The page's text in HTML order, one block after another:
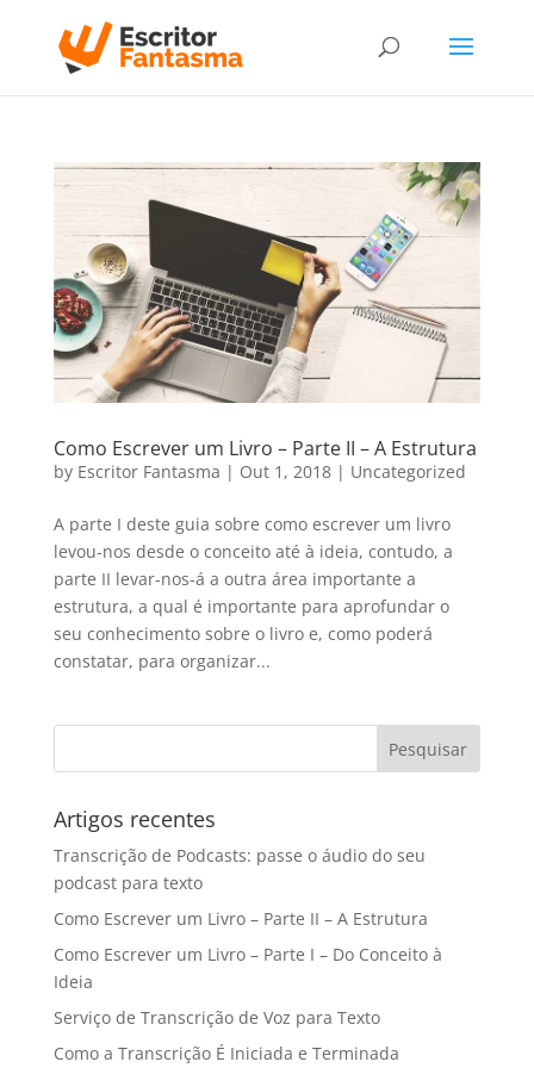
Como Escrever um Livro – Parte II – A Estrutura
by Escritor Fantasma | Out 1, 2018| Uncategorized
A parte I deste guia sobre como escrever um livro
levou-nos desde o conceito até à ideia, contudo, a
parte II levar-nos-á a outra área importante a
estrutura, a qual é importante para aprofundar o
seu conhecimento sobre o livro e, como poderá
constatar, para organizar...
Artigos recentes
Transcrição de Podcasts: passe o áudio do seu
podcast para texto
Como Escrever um Livro – Parte II – A Estrutura
Como Escrever um Livro – Parte I – Do Conceito à
Ideia
Serviço de Transcrição de Voz para Texto
Como a Transcrição É Iniciada e Terminada